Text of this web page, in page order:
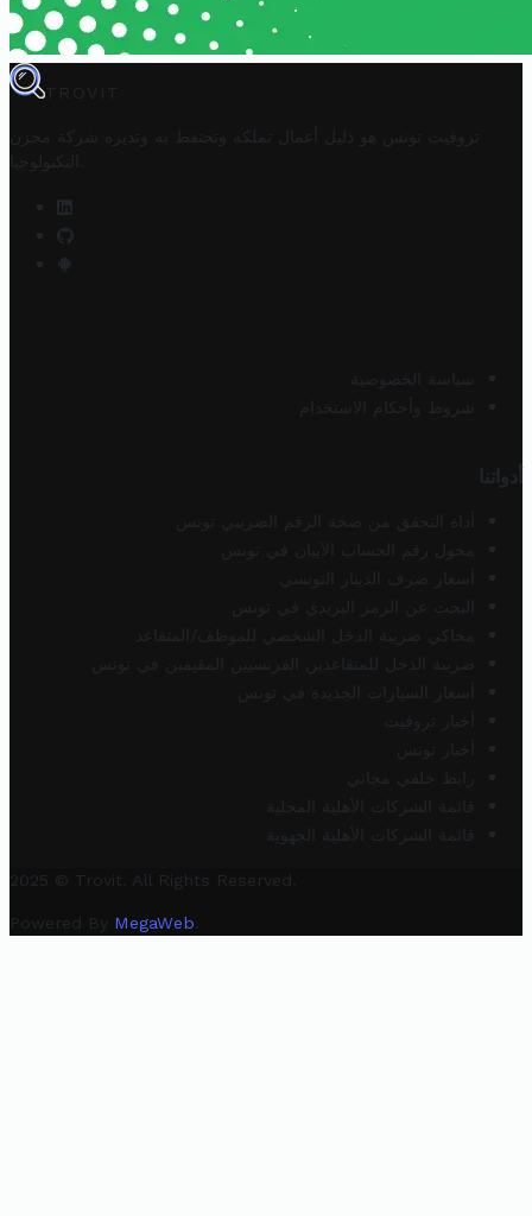
TROVIT
تروفيت تونس هو دليل أعمال تملكه وتحتفظ به وتديره
شركة مخزن
التكنولوجيا
سياسة الخصوصية
شروط وأحكام الاستخدام
أدواتنا
أداة التحقق من صحة الرقم الضريبي تونس
محول رقم الحساب الآيبان في تونس
أسعار صرف الدينار التونسي
البحث عن الرمز البريدي في تونس
محاكي ضريبة الدخل الشخصي للموظف/المتقاعد
ضريبة الدخل للمتقاعدين الفرنسيين المقيمين في تونس
أسعار السيارات الجديدة في تونس
أخبار تروفيت
أخبار تونس
رابط خلفي مجاني
قائمة الشركات الأهلية المحلية
قائمة الشركات الأهلية الجهوية
2025 © Trovit. All Rights Reserved.
Powered By MegaWeb